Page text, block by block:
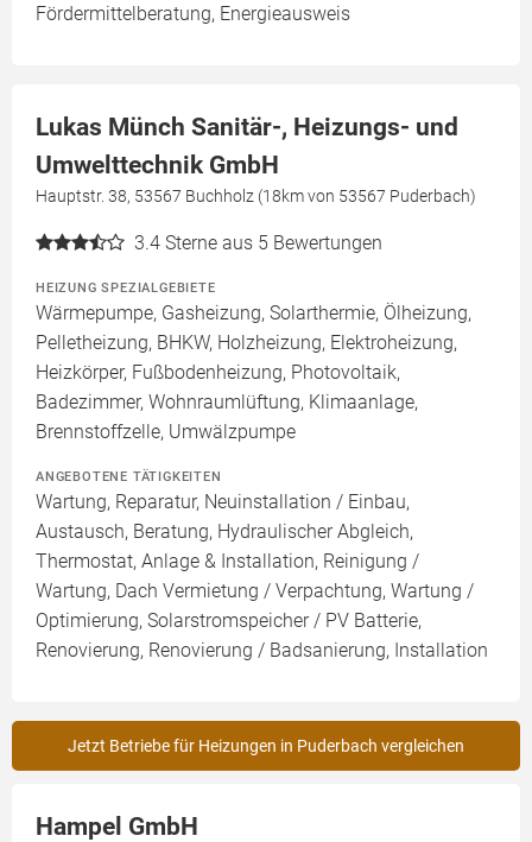
Fördermittelberatung, Energieausweis
Lukas Münch Sanitär-, Heizungs- und
Umwelttechnik GmbH
Hauptstr. 38, 53567 Buchholz (18km von 53567 Puderbach)
3.4 Sterne aus 5 Bewertungen
HEIZUNG SPEZIALGEBIETE
Wärmepumpe, Gasheizung, Solarthermie, Ölheizung,
Pelletheizung, BHKW, Holzheizung, Elektroheizung,
Heizkörper, Fußbodenheizung, Photovoltaik,
Badezimmer, Wohnraumlüftung, Klimaanlage,
Brennstoffzelle, Umwälzpumpe
ANGEBOTENE TÄTIGKEITEN
Wartung, Reparatur, Neuinstallation / Einbau,
Austausch, Beratung, Hydraulischer Abgleich,
Thermostat, Anlage & Installation, Reinigung /
Wartung, Dach Vermietung / Verpachtung, Wartung /
Optimierung, Solarstromspeicher / PV Batterie,
Renovierung, Renovierung / Badsanierung, Installation
Jetzt Betriebe für Heizungen in Puderbach vergleichen
Hampel GmbH